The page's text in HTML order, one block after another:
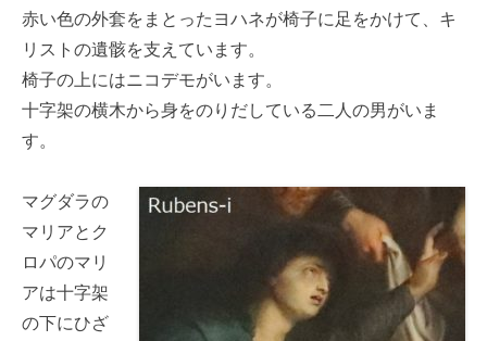
赤い色の外套をまとったヨハネが椅子に足をかけて、キ
リストの遺骸を支えています。
椅子の上にはニコデモがいます。
十字架の横木から身をのりだしている二人の男がいま
す。
マグダラの
マリアとク
ロパのマリ
アは十字架
の下にひざ